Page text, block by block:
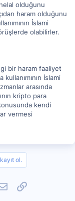
olduğunu
haram olduğunu
İslami
olabilirler.
bir haram faaliyet
İslami
arasında
kripto para
kendi
vermesi
ol.
E-postaLink